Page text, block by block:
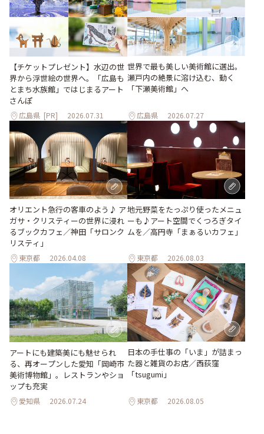
【チケットプレゼント】水辺の世
界から浮世絵の世界へ。「広島も
とまち水族館」ではじまるアート
さんぽ
広島県 [PR] 2026.07.31
世界で最も美しい美術館に選出。
瀬戸内の絶景に溶け込む、動く
「下瀬美術館」へ
広島県 2026.07.27
オリエント急行の客車のよう♪ ア
ガサ・クリスティーの世界に浸れ
るブックカフェ／神田「サロンク
リスティ」
東京都 2026.04.08
地元野菜をたっぷり使ったメニュ
ーも♪アート空間でくつろぎタイ
ムを／高円寺「まぁるいカフェ」
東京都 2026.08.03
アートにも建築美にも魅せられ
る、再オープンした愛知「岡崎市
美術博物館」。レストランやショ
ップも充実
愛知県 2026.07.24
日本の手仕事の「いま」が詰まっ
た器と雑貨のお店／西荻窪
「tsugumi」
東京都 2026.08.05